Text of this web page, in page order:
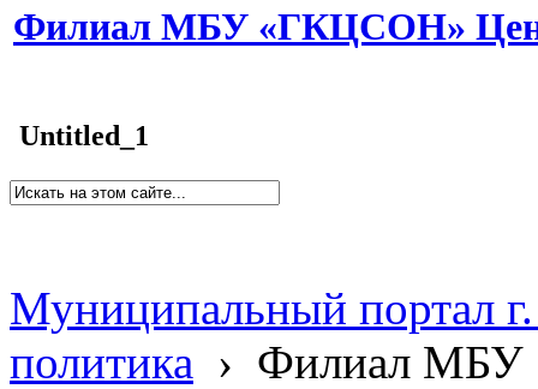
Филиал МБУ «ГКЦСОН»
Untitled_1
Муниципальный портал
политика › Филиал МБУ